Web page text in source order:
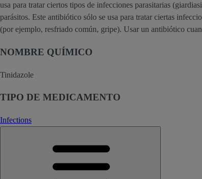
usa para tratar ciertos tipos de infecciones parasitarias
parásitos. Este antibiótico sólo se usa para tratar ciertas
(por ejemplo, resfriado común, gripe). Usar un antibiótico
NOMBRE QUÍMICO
Tinidazole
TIPO DE MEDICAMENTO
Infections